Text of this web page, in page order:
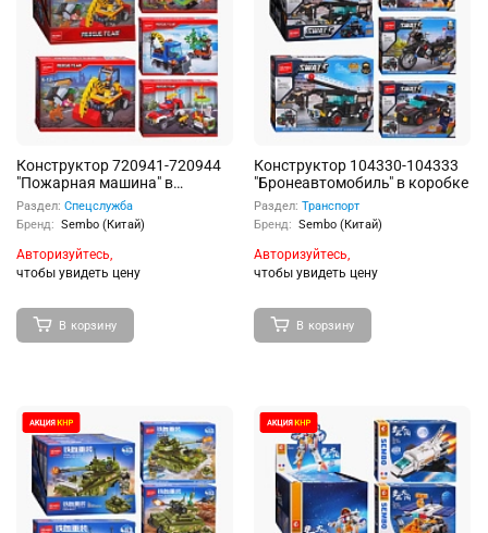
Конструктор 720941-720944
"Пожарная машина" в
коробке
Раздел: Спецслужба
Бренд: Sembo (Китай)
Авторизуйтесь,
чтобы увидеть цену
В корзину
Конструктор 104330-104333
"Бронеавтомобиль" в коробке
Раздел: Транспорт
Бренд: Sembo (Китай)
Авторизуйтесь,
чтобы увидеть цену
В корзину